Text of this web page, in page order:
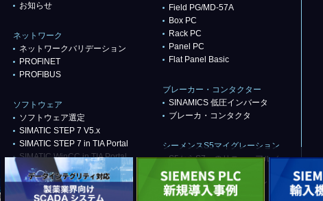
お知らせ
ネットワーク
ネットワークバリデーション
PROFlNET
PROFIBUS
ソフトウェア
ソフトウェア選定
SIMATIC STEP 7 V5.x
SIMATIC STEP 7 in TIA Portal
SIMATIC WinCC in TIA Portal
Field PG/MD-57A
Box PC
Rack PC
Panel PC
Flat Panel Basic
ブレーカー・コンタクター
SINAMICS 低圧インバータ
ブレーカ・コンタクタ
シーメンスS5マイグレーション
S5からS7へのリニューアル／
リプレース
代替推奨品（基本パターン）